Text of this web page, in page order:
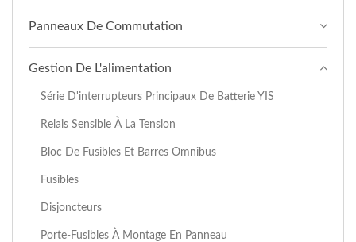
Panneaux De Commutation
Gestion De L'alimentation
Série D'interrupteurs Principaux De Batterie YIS
Relais Sensible À La Tension
Bloc De Fusibles Et Barres Omnibus
Fusibles
Disjoncteurs
Porte-Fusibles À Montage En Panneau